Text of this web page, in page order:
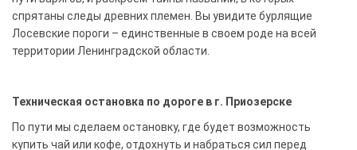
спрятаны следы древних племен. Вы увидите бурлящие
Лосевские пороги – единственные в своем роде на всей
территории Ленинградской области.
Техническая остановка по дороге в г. Приозерске
По пути мы сделаем остановку, где будет возможность
купить чай или кофе, отдохнуть и набраться сил перед